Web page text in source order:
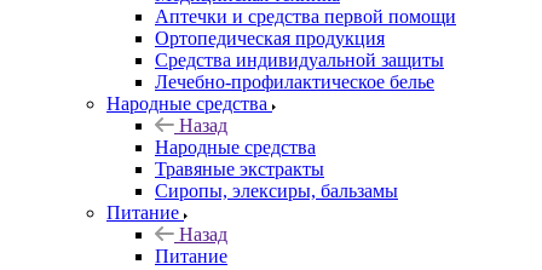
Аптечки и средства первой помощи
Ортопедическая продукция
Средства индивидуальной защиты
Лечебно-профилактическое белье
Народные средства
Назад
Народные средства
Травяные экстракты
Сиропы, элексиры, бальзамы
Питание
Назад
Питание